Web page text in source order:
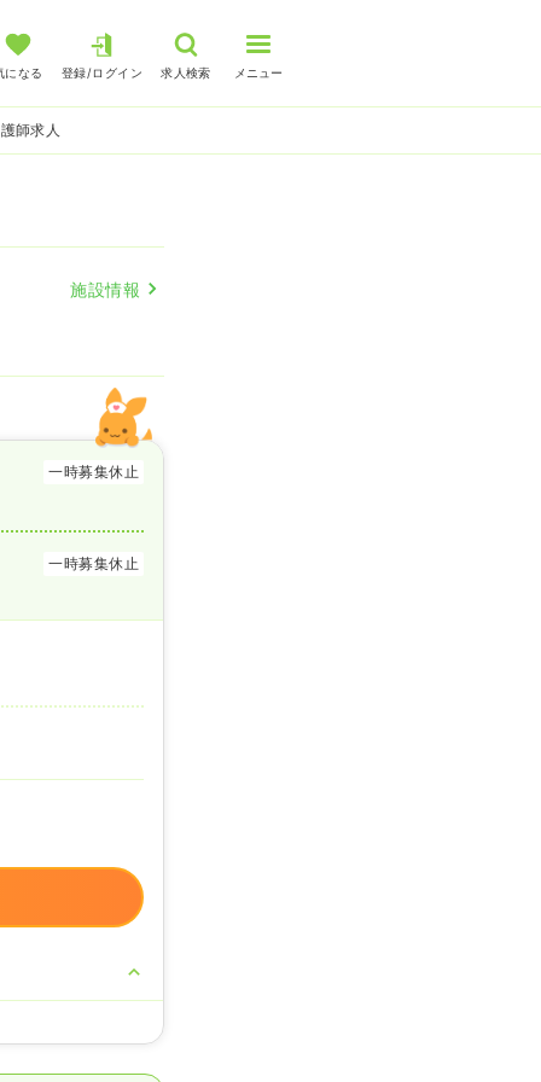
になる 登録/ログイン 求人検索 メニュー
師求人
施設情報
一時募集休止
一時募集休止